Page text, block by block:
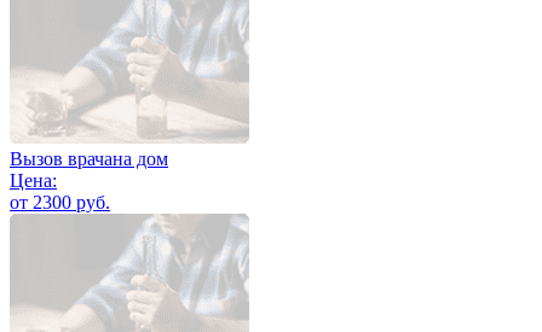
Вызов врачана дом
Цена:
от 2300 руб.